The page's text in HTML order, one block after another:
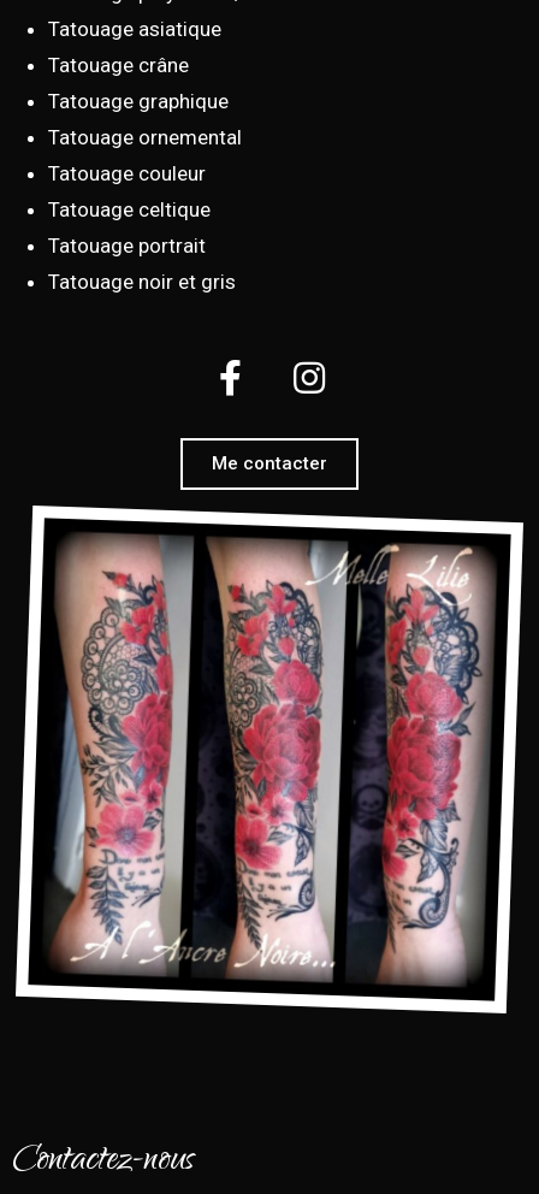
Tatouage asiatique
Tatouage crâne
Tatouage graphique
Tatouage ornemental
Tatouage couleur
Tatouage celtique
Tatouage portrait
Tatouage noir et gris
Me contacter
Contactez-nous